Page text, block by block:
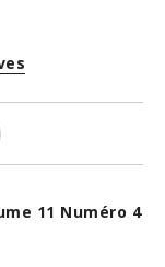
11 Numéro 4